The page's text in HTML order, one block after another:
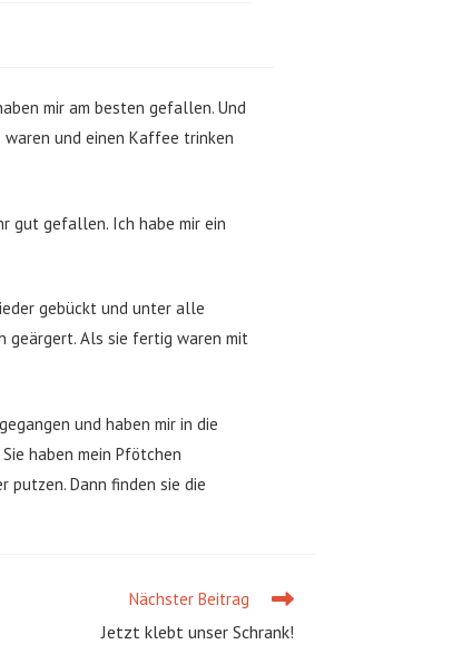
mir am besten gefallen. Und
und einen Kaffee trinken
gut gefallen. Ich habe mir ein
gebückt und unter alle
geärgert. Als sie fertig waren mit
und haben mir in die
haben mein Pfötchen
putzen. Dann finden sie die
Nächster Beitrag
Jetzt klebt unser Schrank!